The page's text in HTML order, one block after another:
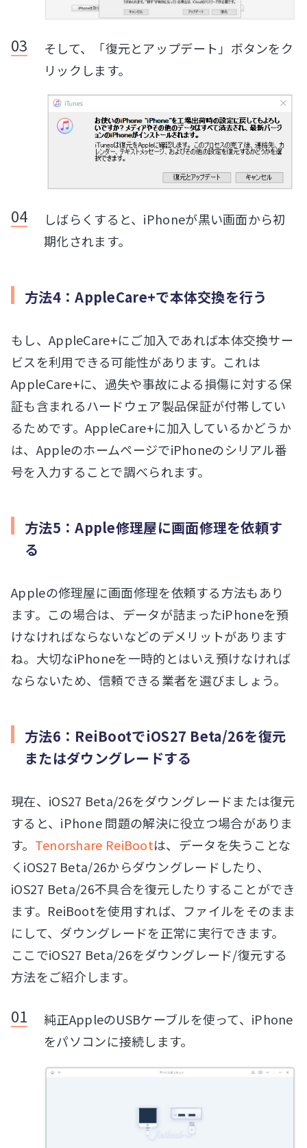
そして、「復元とアップデート」ボタンをク
リックします。
しばらくすると、iPhoneが黒い画面から初
期化されます。
方法4：AppleCare+で本体交換を行う
もし、AppleCare+にご加入であれば本体交換サー
ビスを利用できる可能性があります。これは
AppleCare+に、過失や事故による損傷に対する保
証も含まれるハードウェア製品保証が付帯してい
るためです。AppleCare+に加入しているかどうか
は、AppleのホームページでiPhoneのシリアル番
号を入力することで調べられます。
方法5：Apple修理屋に画面修理を依頼す
る
Appleの修理屋に画面修理を依頼する方法もあり
ます。この場合は、データが詰まったiPhoneを預
けなければならないなどのデメリットがあります
ね。大切なiPhoneを一時的とはいえ預けなければ
ならないため、信頼できる業者を選びましょう。
方法6：ReiBootでiOS27 Beta/26を復元
またはダウングレードする
現在、iOS27 Beta/26をダウングレードまたは復元
すると、iPhone 問題の解決に役立つ場合がありま
す。 Tenorshare ReiBootは、データを失うことな
くiOS27 Beta/26からダウングレードしたり、
iOS27 Beta/26不具合を復元したりすることができ
ます。ReiBootを使用すれば、ファイルをそのまま
にして、ダウングレードを正常に実行できます。
ここでiOS27 Beta/26をダウングレード/復元する
方法をご紹介します。
純正AppleのUSBケーブルを使って、iPhone
をパソコンに接続します。